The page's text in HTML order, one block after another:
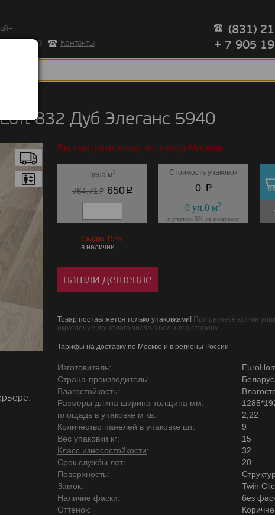
корпус 3
Контакты
(831)
+ 7 905
832 Дуб Элеганс 5940
Вы смотрите товар из города Москва.
Цена м2
764.71p650p
Стоимость упаковок
0 p
0уп.0м2
с учётом 5% на подрезку
Скидка 15%
в наличии
нашли дешевле
Товар поставляется только упаковками! При расчете кол-ва
округление до целого числа в большую сторону.
Тарифы на доставку по Москве и в регионы России
Изготовитель:
Страна-производитель:
Влагостойкость:
Размеры длина ширина толщина мм:
площадь в упаковке м кв:
2,22
Количество панелей в упаковке шт:
9
Вес упаковки кг:
15
Класс износостойкости:
32
Срок службы лет:
20
Поверхность:
Замок:
Twin Clic
Наличие фаски:
без
Оттенок: